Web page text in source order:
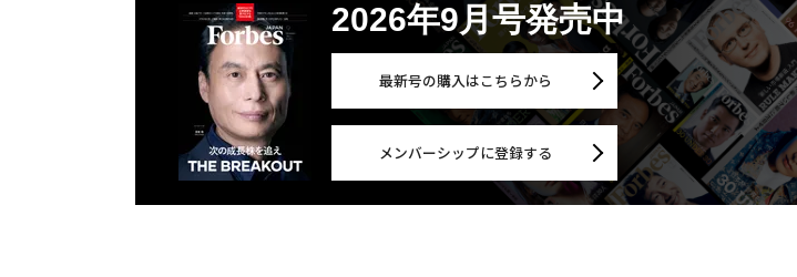
2026年9月号発売中
最新号の購入はこちらから
メンバーシップに登録する